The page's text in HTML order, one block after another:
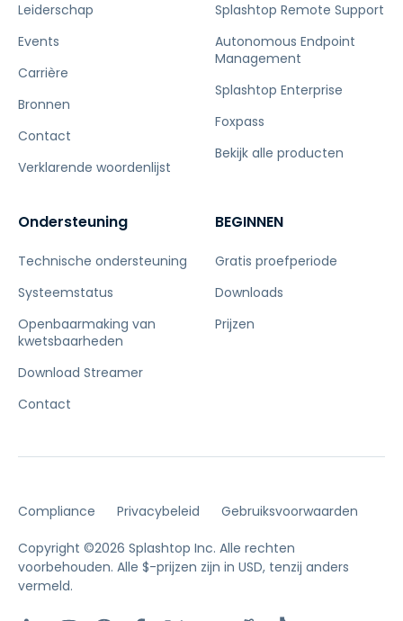
Leiderschap
Events
Carrière
Bronnen
Contact
Verklarende woordenlijst
Splashtop Remote Support
Autonomous Endpoint
Management
Splashtop Enterprise
Foxpass
Bekijk alle producten
Ondersteuning
Technische ondersteuning
Systeemstatus
Openbaarmaking van
kwetsbaarheden
Download Streamer
Contact
BEGINNEN
Gratis proefperiode
Downloads
Prijzen
Compliance Privacybeleid Gebruiksvoorwaarden
Copyright ©2026 Splashtop Inc. Alle rechten
voorbehouden. Alle $-prijzen zijn in USD, tenzij anders
vermeld.